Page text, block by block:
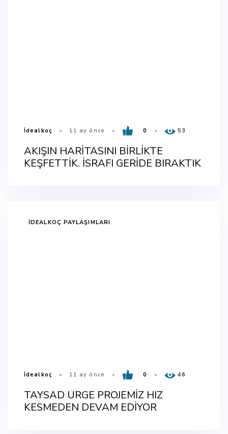
İdealkoç 11 ay önce 0 53
AKIŞIN HARİTASINI BİRLİKTE
KEŞFETTİK. İSRAFI GERİDE BIRAKTIK
TAGS
İDEALKOÇ PAYLAŞIMLARI
İdealkoç 11 ay önce 0 46
TAYSAD URGE PROJEMİZ HIZ
KESMEDEN DEVAM EDİYOR